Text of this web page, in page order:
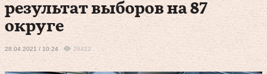
результат выборов на 87
округе
28.04.2021 / 10:24 26422